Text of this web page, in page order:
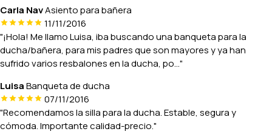
Carla NavAsiento para bañera
11/11/2016
"¡Hola! Me llamo Luisa, iba buscando una banqueta para la
ducha/bañera, para mis padres que son mayores y ya han
sufrido varios resbalones en la ducha, po..."
LuisaBanqueta de ducha
07/11/2016
"Recomendamos la silla para la ducha. Estable, segura y
cómoda. Importante calidad-precio."